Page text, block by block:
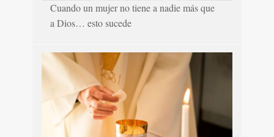
Cuando un mujer no tiene a nadie más que
a Dios… esto sucede